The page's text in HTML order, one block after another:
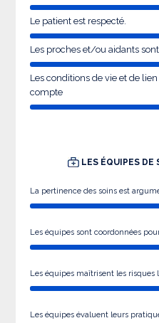
Le patient est respecté.
Les proches et/ou aidants
Les conditions de vie et de
compte
LES ÉQUIPES DE
La pertinence des soins est
Les équipes sont coordonnées
Les équipes maîtrisent les risques
Les équipes évaluent leurs